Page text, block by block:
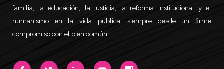
familia, la educación, la justicia, la reforma institucional y el
humanismo en la vida pública, siempre desde un firme
compromiso con el bien común.